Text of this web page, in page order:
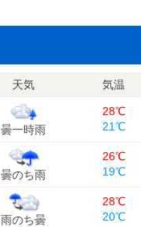
天気 気温
曇一時雨
28℃
21℃
曇のち雨
26℃
19℃
雨のち曇
28℃
20℃